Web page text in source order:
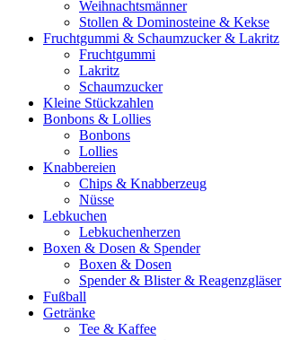
Weihnachtsmänner
Stollen & Dominosteine & Kekse
Fruchtgummi & Schaumzucker & Lakritz
Fruchtgummi
Lakritz
Schaumzucker
Kleine Stückzahlen
Bonbons & Lollies
Bonbons
Lollies
Knabbereien
Chips & Knabberzeug
Nüsse
Lebkuchen
Lebkuchenherzen
Boxen & Dosen & Spender
Boxen & Dosen
Spender & Blister & Reagenzgläser
Fußball
Getränke
Tee & Kaffee